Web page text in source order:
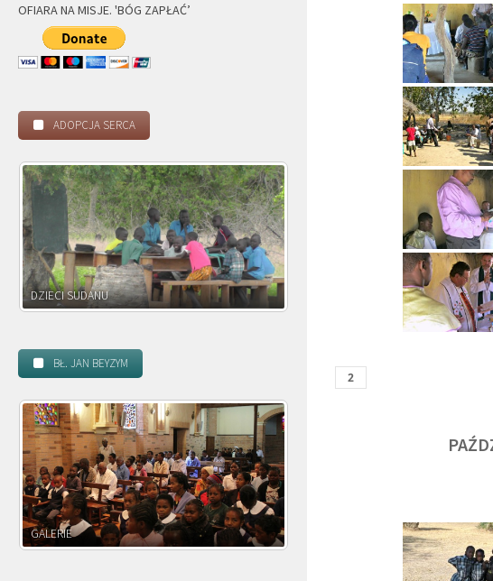
OFIARA NA MISJE. 'BÓG ZAPŁAĆ’
ADOPCJA SERCA
DZIECI ZAMBII
BŁ. JAN BEYZYM
POWOŁANIE MISYJNE